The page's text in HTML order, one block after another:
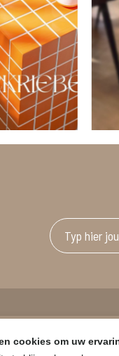
- Zuiderdijk 25, 9230
cookies om uw